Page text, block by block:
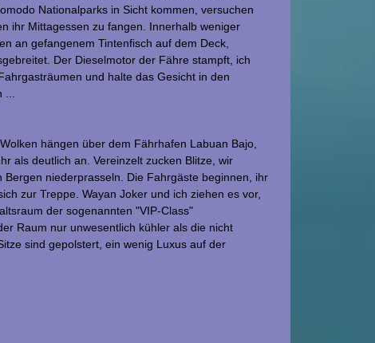
Nationalparks in Sicht kommen, versuchen
ihr Mittagessen zu fangen. Innerhalb weniger
an gefangenem Tintenfisch auf dem Deck,
Der Dieselmotor der Fähre stampft, ich
und halte das Gesicht in den
hängen über dem Fährhafen Labuan Bajo,
als deutlich an. Vereinzelt zucken Blitze, wir
niederprasseln. Die Fahrgäste beginnen, ihr
zur Treppe. Wayan Joker und ich ziehen es vor,
der sogenannten "VIP-Class"
Raum nur unwesentlich kühler als die nicht
sind gepolstert, ein wenig Luxus auf der